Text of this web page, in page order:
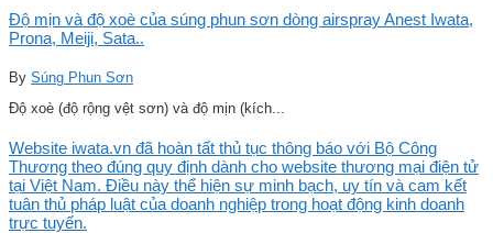
Độ mịn và độ xoè của súng phun sơn dòng airspray Anest Iwata,
Prona, Meiji, Sata..
By Súng Phun Sơn
Độ xoè (độ rộng vệt sơn) và độ mịn (kích...
Website iwata.vn đã hoàn tất thủ tục thông báo với Bộ Công
Thương theo đúng quy định dành cho website thương mại điện tử
tại Việt Nam. Điều này thể hiện sự minh bạch, uy tín và cam kết
tuân thủ pháp luật của doanh nghiệp trong hoạt động kinh doanh
trực tuyến.